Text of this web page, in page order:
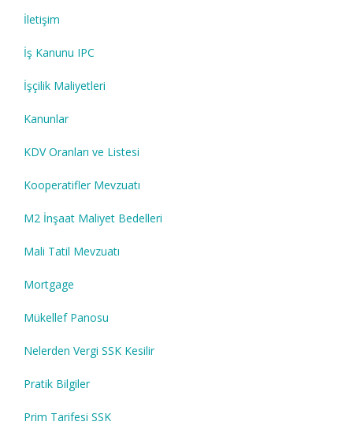
İletişim
İş Kanunu IPC
İşçilik Maliyetleri
Kanunlar
KDV Oranları ve Listesi
Kooperatifler Mevzuatı
M2 İnşaat Maliyet Bedelleri
Mali Tatil Mevzuatı
Mortgage
Mükellef Panosu
Nelerden Vergi SSK Kesilir
Pratik Bilgiler
Prim Tarifesi SSK